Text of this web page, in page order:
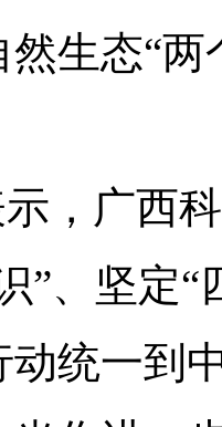
生态“两
，广西
”、坚定
动统一到